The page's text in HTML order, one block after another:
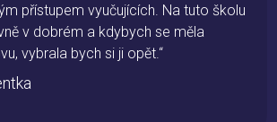
přístupem vyučujících. Na tuto školu
v dobrém a kdybych se měla
vybrala bych si ji opět.“